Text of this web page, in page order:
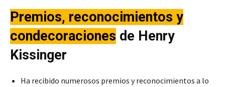
Premios, reconocimientos y
condecoraciones de Henry
Kissinger
Ha recibido numerosos premios y reconocimientos a lo